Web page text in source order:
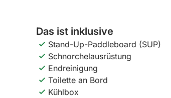
Das ist inklusive
Stand-Up-Paddleboard (SUP)
Schnorchelausrüstung
Endreinigung
Toilette an Bord
Kühlbox